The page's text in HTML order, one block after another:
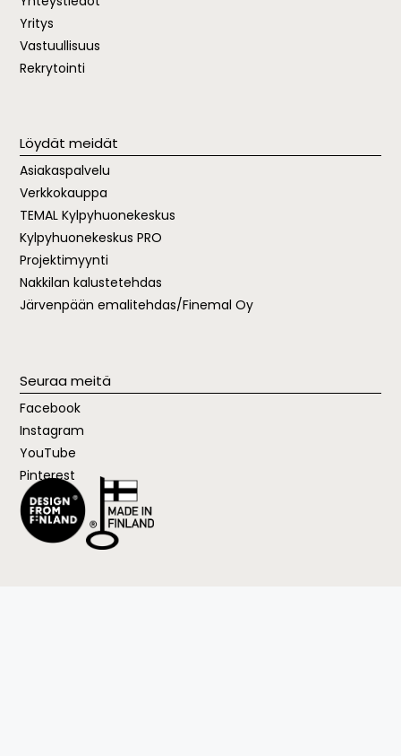
Yritys
Vastuullisuus
Rekrytointi
Löydät meidät
Asiakaspalvelu
Verkkokauppa
TEMALKylpyhuonekeskus
Kylpyhuonekeskus PRO
Projektimyynti
Nakkilan kalustetehdas
Järvenpään emalitehdas/Finemal Oy
Seuraa meitä
Facebook
Instagram
YouTube
Pinterest